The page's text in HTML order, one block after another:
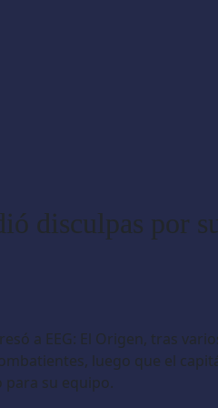
disculpas por
a EEG: El Origen, tras
luego que el
para su equipo.